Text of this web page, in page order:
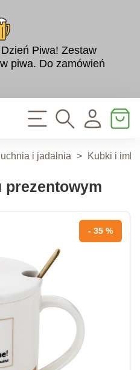
Piwa! Zestaw
piwa. Do zamówień
i jadalnia > Kubki i
prezentowym
- 35 %